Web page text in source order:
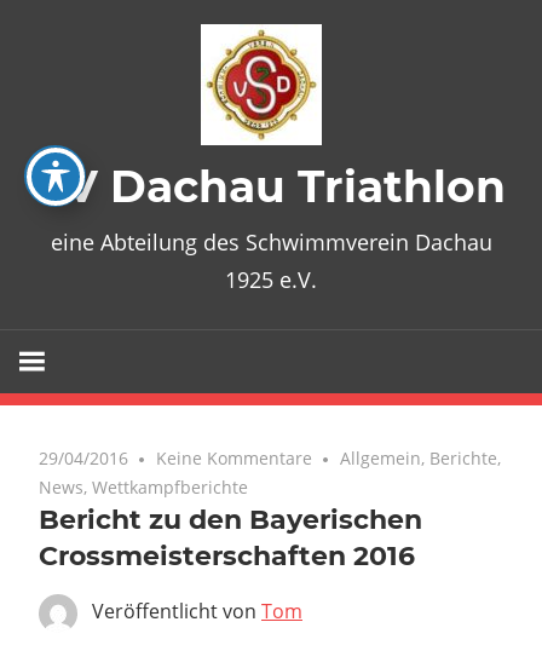
SV Dachau Triathlon
eine Abteilung des Schwimmverein Dachau
1925 e.V.
29/04/2016 Keine Kommentare Allgemein, Berichte,
News, Wettkampfberichte
Bericht zu den Bayerischen
Crossmeisterschaften 2016
Veröffentlicht von Tom